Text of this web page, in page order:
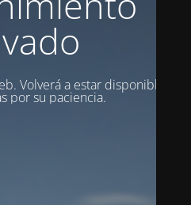
Volverá a estar disponible en
por su paciencia.